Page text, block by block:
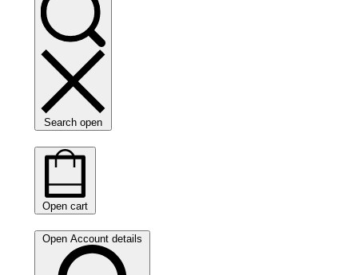
Search open
Open cart
Open Account details